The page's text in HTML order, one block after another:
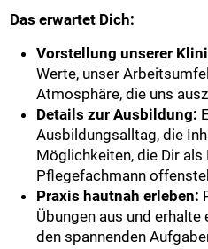
Das erwartet Dich:
Vorstellung unserer
Werte, unser
Atmosphäre, die uns
Details zur Ausbildung:
Ausbildungsalltag, die
Möglichkeiten, die Dir
Pflegefachmann
Praxis hautnah erleben:
Übungen aus und
den spannenden